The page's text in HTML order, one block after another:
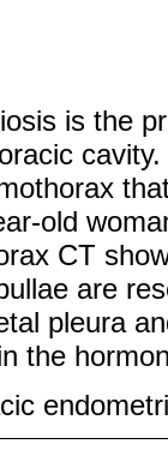
is the
old
CT
are
pleura
the